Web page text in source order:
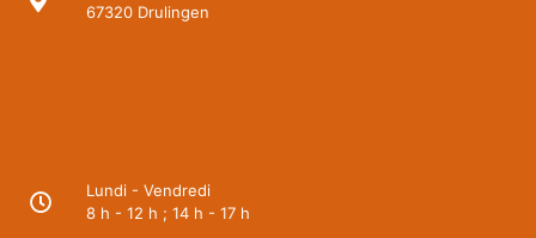
67320 Drulingen
Lundi - Vendredi
8 h - 12 h ; 14 h - 17 h